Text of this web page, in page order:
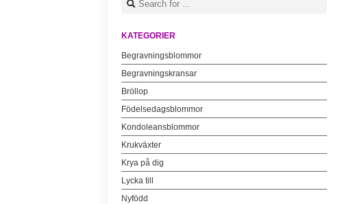
KATEGORIER
Begravningsblommor
Begravningskransar
Bröllop
Födelsedagsblommor
Kondoleansblommor
Krukväxter
Krya på dig
Lycka till
Nyfödd